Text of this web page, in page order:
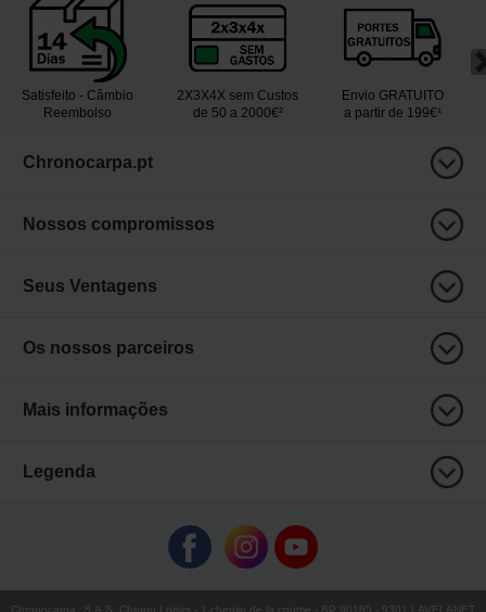
Satisfeito - Câmbio
Reembolso
2X3X4X sem Custos
de 50 a 2000€²
Envio GRATUITO
a partir de 199€¹
Chronocarpa.pt
Nossos compromissos
Seus Ventagens
Os nossos parceiros
Mais informações
Legenda
Chronocarpa : S.A.S. Chrono Loisirs - 1 chemin de la coume - BP 90185 - 9301 LAVELANET